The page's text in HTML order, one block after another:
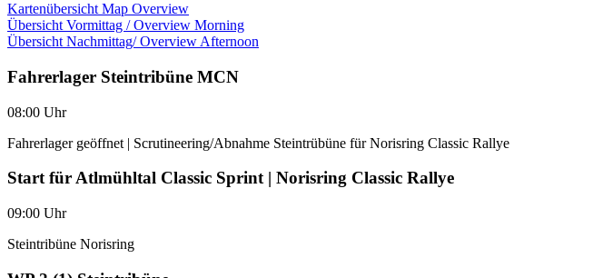
Kartenübersicht Map Overview
Übersicht Vormittag / Overview Morning
Übersicht Nachmittag/ Overview Afternoon
Fahrerlager Steintribüne MCN
08:00 Uhr
Fahrerlager geöffnet | Scrutineering/Abnahme Steintrübüne für Norisring Classic Rallye
Start für Atlmühltal Classic Sprint | Norisring Classic Rallye
09:00 Uhr
Steintribüne Norisring